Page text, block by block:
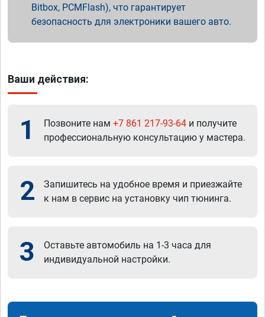
Bitbox, PCMFlash), что гарантирует
безопасность для электроники вашего авто.
Ваши действия:
1 Позвоните нам +7 861 217-93-64 и получите
профессиональную консультацию у мастера.
2
Запишитесь на удобное время и приезжайте
к нам в сервис на установку чип тюнинга.
3
Оставьте автомобиль на 1-3 часа для
индивидуальной настройки.